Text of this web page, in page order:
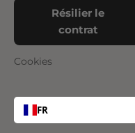
Résilier le
contrat
Cookies
FR